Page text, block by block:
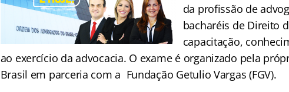
da profissão de
bacharéis de Direito
capacitação,
ao exercício da advocacia. O exame é organizado pela
Brasil em parceria com a Fundação Getulio Vargas (FGV).